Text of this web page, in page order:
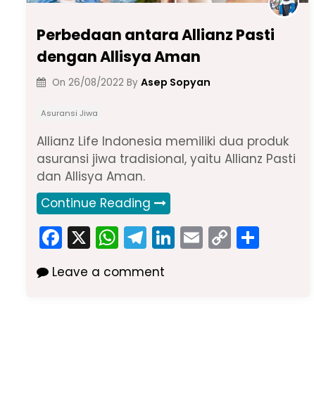
Perbedaan antara Allianz Pasti
dengan Allisya Aman
On 26/08/2022 By Asep Sopyan
Asuransi Jiwa
Allianz Life Indonesia memiliki dua produk
asuransi jiwa tradisional, yaitu Allianz Pasti
dan Allisya Aman.
Continue Reading
F
a
c
X W
h
a
T
el
e
Li
n
E
m
C
o
Leave a comment